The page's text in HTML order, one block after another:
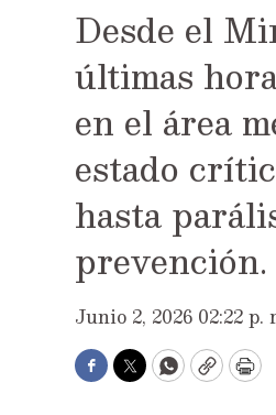
Desde el
últimas
en el área
estado
hasta
prevención.
Junio 2, 2026 02:22 p.
Facebook
TwitterWhatsApp
Copy